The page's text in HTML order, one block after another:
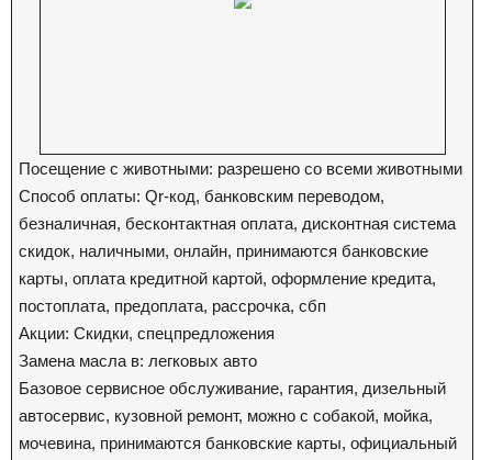
Посещение с животными: разрешено со всеми животными
Способ оплаты: Qr-код, банковским переводом,
безналичная, бесконтактная оплата, дисконтная система
скидок, наличными, онлайн, принимаются банковские
карты, оплата кредитной картой, оформление кредита,
постоплата, предоплата, рассрочка, сбп
Акции: Скидки, спецпредложения
Замена масла в: легковых авто
Базовое сервисное обслуживание, гарантия, дизельный
автосервис, кузовной ремонт, можно с собакой, мойка,
мочевина, принимаются банковские карты, официальный